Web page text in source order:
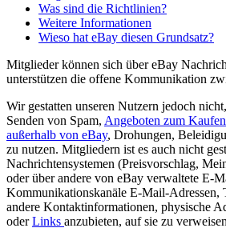
Was sind die Richtlinien?
Weitere Informationen
Wieso hat eBay diesen Grundsatz?
Mitglieder können sich über eBay
unterstützen die offene Kommunikation
Wir gestatten unseren Nutzern jedoch
Senden von Spam, Angeboten zum
außerhalb von eBay, Drohungen,
zu nutzen. Mitgliedern ist es auch nicht
Nachrichtensystemen (Preisvorschlag,
oder über andere von eBay verwaltete E-
Kommunikationskanäle E-Mail-Adressen,
andere Kontaktinformationen, physische
oderLinks anzubieten, auf sie zu